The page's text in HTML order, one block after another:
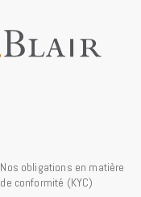
Nos obligations en matière
de conformité (KYC)